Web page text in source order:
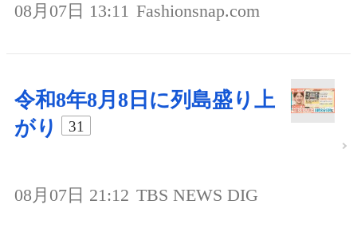
08月07日 13:11 Fashionsnap.com
令和8年8月8日に列島盛り上
がり
31
08月07日 21:12 TBS NEWS DIG